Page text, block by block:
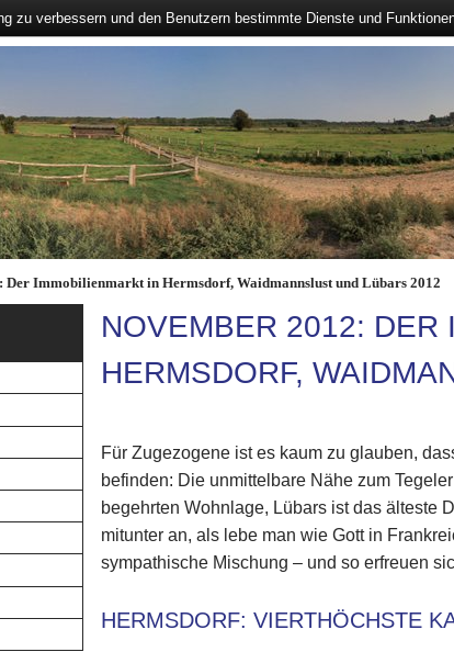
Der Immobilienmarkt in Hermsdorf, Waidmannslust und Lübars 2012
NOVEMBER 2012: DER
HERMSDORF,
Für Zugezogene ist es kaum zu glauben,
befinden: Die unmittelbare Nähe zum
begehrten Wohnlage, Lübars ist das älteste
mitunter an, als lebe man wie Gott in
sympathische Mischung – und so erfreuen
HERMSDORF: VIERTHÖCHSTE
zu verbessern und den Benutzern bestimmte Dienste und